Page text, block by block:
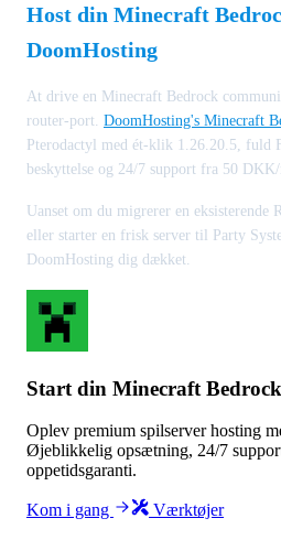
Host din Minecraft
DoomHosting
At drive en Minecraft Bedrock
router-port. DoomHosting's Minecraft
Pterodactyl med ét-klik 1.26.20.5, fuld
beskyttelse og 24/7 support fra 50 DKK/
Uanset om du migrerer en eksisterende
eller starter en frisk server til Party
DoomHosting dig dækket.
Start din Minecraft
Oplev premium spilserver hosting
Øjeblikkelig opsætning, 24/7
oppetidsgaranti.
Kom i gang Værktøjer